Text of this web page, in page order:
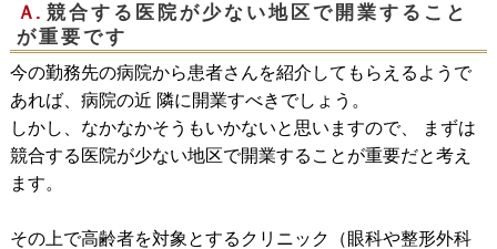
Ａ. 競合する医院が少ない地区で開業すること
が重要です
今の勤務先の病院から患者さんを紹介してもらえるようで
あれば、病院の近 隣に開業すべきでしょう。
しかし、なかなかそうもいかないと思いますので、 まずは
競合する医院が少ない地区で開業することが重要だと考え
ます。
その上で高齢者を対象とするクリニック（眼科や整形外科